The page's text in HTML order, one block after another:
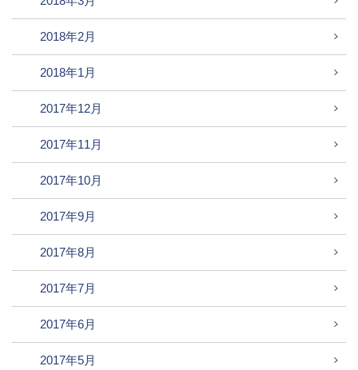
2018年2月
2018年1月
2017年12月
2017年11月
2017年10月
2017年9月
2017年8月
2017年7月
2017年6月
2017年5月